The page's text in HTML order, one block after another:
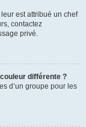
est attribué un chef
contactez
privé.
différente ?
d’un groupe pour les